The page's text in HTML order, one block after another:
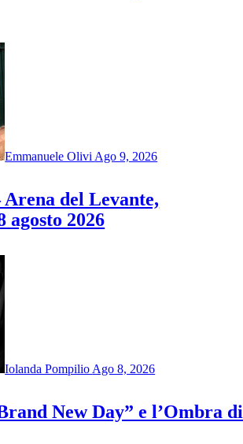
Emmanuele OliviAgo 9, 2026
del Levante,
agosto 2026
Iolanda Pompilio Ago 8, 2026
New Day” e l’Ombra di